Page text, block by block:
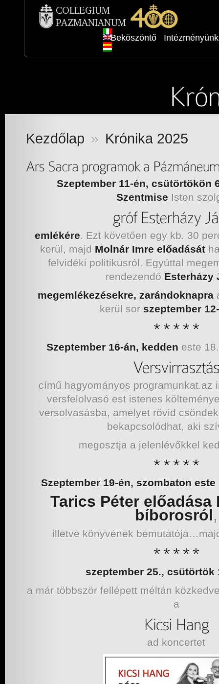
Beköszöntő Intézményünk
Kezdőlap » Krónika 2025
Szeptember 11-én, csütörtökön
Szentmise Isten
emlékére. Ezt követően egy kb. 30
kerül, majd Molnár Imre előadását
felvidéki politikusról. Egyúttal
rendezendő Esterházy
megemlékezésekre, zarándoknapra
kerül sor szeptember
Szeptember 16-án, kedden este
című hagyományos programunkat.az
versfelolvasó est istenes
versolvasásba, amelyet rövid
bekapcsolódhat, aki
megosztja a jelenlévőkkel
Szeptember 19-én, szombaton
Tarics Péter előadása
bíborosról,
illetve könyvének
szeptember 25., csütörtök
a már többször fellépett méltán
a
ad koncertet